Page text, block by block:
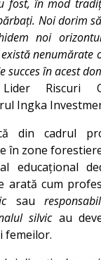
fost, în mod
Noi dorim
noi
nenumărate
succes în acest
Riscuri
Ingka
din cadrul
în zone
educațional
arată cum
sau
silvicau
femeilor.